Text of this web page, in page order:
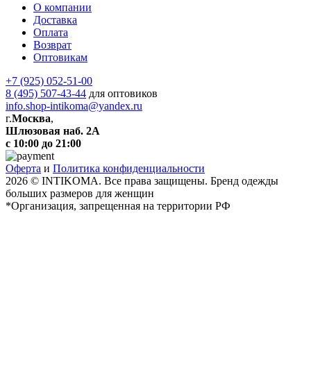
О компании
Доставка
Оплата
Возврат
Оптовикам
+7 (925) 052-51-00
8 (495) 507-43-44 для оптовиков
info.shop-intikoma@yandex.ru
г.Москва,
Шлюзовая наб. 2А
с 10:00 до 21:00
Оферта и Политика конфиденциальности
2026 © INTIKOMA. Все права защищены. Бренд одежды
больших размеров для женщин
*Организация, запрещенная на территории РФ